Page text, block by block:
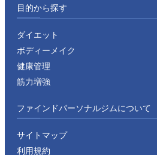
目的から探す
ダイエット
ボディーメイク
健康管理
筋力増強
ファインドパーソナルジムについて
サイトマップ
利用規約